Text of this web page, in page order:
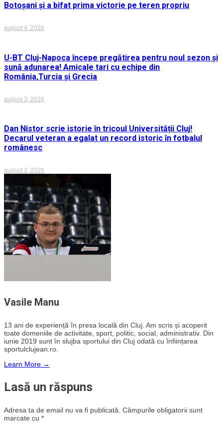
Botoșani și a bifat prima victorie pe teren propriu
august 4, 2026
U-BT Cluj-Napoca începe pregătirea pentru noul sezon și
sună adunarea! Amicale tari cu echipe din
România,Turcia și Grecia
august 3, 2026
Dan Nistor scrie istorie în tricoul Universității Cluj!
Decarul veteran a egalat un record istoric în fotbalul
românesc
august 3, 2026
Vasile Manu
13 ani de experiență în presa locală din Cluj. Am scris și acoperit
toate domeniile de activitate, sport, politic, social, administrativ. Din
iunie 2019 sunt în slujba sportului din Cluj odată cu înființarea
sportulclujean.ro.
Learn More →
Lasă un răspuns
Adresa ta de email nu va fi publicată. Câmpurile obligatorii sunt
marcate cu *